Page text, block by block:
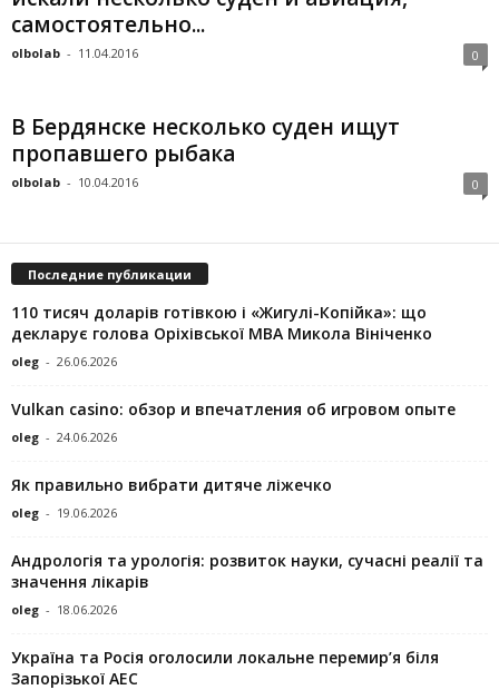
самостоятельно...
olbolab - 11.04.2016 0
В Бердянске несколько суден ищут
пропавшего рыбака
olbolab - 10.04.2016 0
Последние публикации
110 тисяч доларів готівкою і «Жигулі-Копійка»: що
декларує голова Оріхівської МВА Микола Вініченко
oleg - 26.06.2026
Vulkan casino: обзор и впечатления об игровом опыте
oleg - 24.06.2026
Як правильно вибрати дитяче ліжечко
oleg - 19.06.2026
Андрологія та урологія: розвиток науки, сучасні реалії та
значення лікарів
oleg - 18.06.2026
Україна та Росія оголосили локальне перемир’я біля
Запорізької АЕС